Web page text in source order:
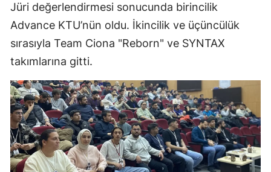
Jüri değerlendirmesi sonucunda birincilik
Advance KTU’nün oldu. İkincilik ve üçüncülük
sırasıyla Team Ciona "Reborn" ve SYNTAX
takımlarına gitti.